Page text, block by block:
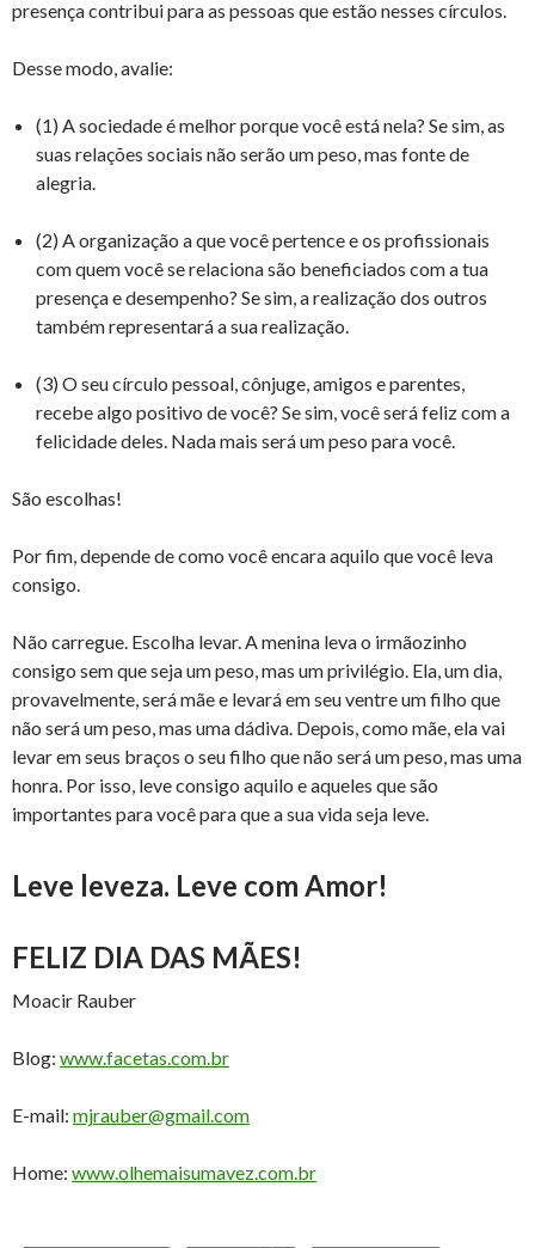
presença contribui para as pessoas que estão nesses círculos.
Desse modo, avalie:
(1) A sociedade é melhor porque você está nela? Se sim, as
suas relações sociais não serão um peso, mas fonte de
alegria.
(2) A organização a que você pertence e os profissionais
com quem você se relaciona são beneficiados com a tua
presença e desempenho? Se sim, a realização dos outros
também representará a sua realização.
(3) O seu círculo pessoal, cônjuge, amigos e parentes,
recebe algo positivo de você? Se sim, você será feliz com a
felicidade deles. Nada mais será um peso para você.
São escolhas!
Por fim, depende de como você encara aquilo que você leva
consigo.
Não carregue. Escolha levar. A menina leva o irmãozinho
consigo sem que seja um peso, mas um privilégio. Ela, um dia,
provavelmente, será mãe e levará em seu ventre um filho que
não será um peso, mas uma dádiva. Depois, como mãe, ela vai
levar em seus braços o seu filho que não será um peso, mas uma
honra. Por isso, leve consigo aquilo e aqueles que são
importantes para você para que a sua vida seja leve.
Leve leveza. Leve com Amor!
FELIZ DIA DAS MÃES!
Moacir Rauber
Blog: www.facetas.com.br
E-mail: mjrauber@gmail.com
Home: www.olhemaisumavez.com.br